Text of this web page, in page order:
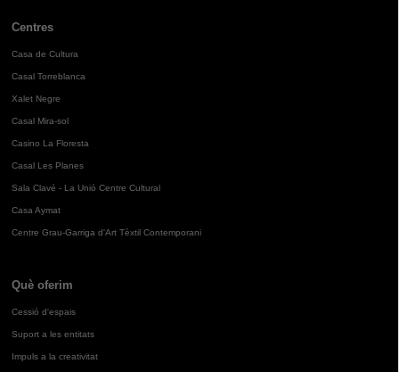
Centres
Casa de Cultura
Casal Torreblanca
Xalet Negre
Casal Mira-sol
Casino La Floresta
Casal Les Planes
Sala Clavé - La Unió Centre Cultural
Casa Aymat
Centre Grau-Garriga d'Art Tèxtil Contemporani
Què oferim
Cessió d'espais
Suport a les entitats
Impuls a la creativitat